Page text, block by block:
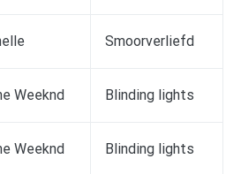
Smoorverliefd
Weeknd Blinding lights
Weeknd Blinding lights